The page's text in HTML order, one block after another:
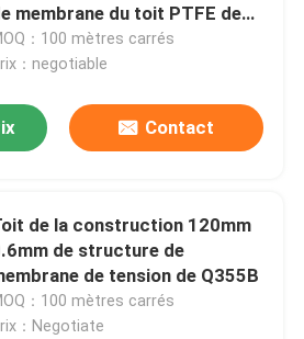
membrane du toit PTFE de
：100 mètres carrés
：negotiable
Contact
de la construction 120mm
de structure de
de tension de Q355B
：100 mètres carrés
：Negotiate